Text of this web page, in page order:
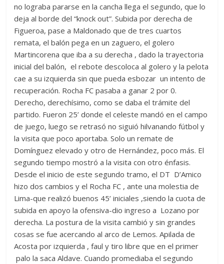
no lograba pararse en la cancha llega el segundo, que lo
deja al borde del “knock out”. Subida por derecha de
Figueroa, pase a Maldonado que de tres cuartos
remata, el balón pega en un zaguero, el golero
Martincorena que iba a su derecha , dado la trayectoria
inicial del balón, el rebote descoloca al golero y la pelota
cae a su izquierda sin que pueda esbozar un intento de
recuperación. Rocha FC pasaba a ganar 2 por 0.
Derecho, derechísimo, como se daba el trámite del
partido. Fueron 25’ donde el celeste mandó en el campo
de juego, luego se retrasó no siguió hilvanando fútbol y
la visita que poco aportaba. Solo un remate de
Domínguez elevado y otro de Hernández, poco más. El
segundo tiempo mostró a la visita con otro énfasis.
Desde el inicio de este segundo tramo, el DT D’Amico
hizo dos cambios y el Rocha FC , ante una molestia de
Lima-que realizó buenos 45’ iniciales ,siendo la cuota de
subida en apoyo la ofensiva-dio ingreso a Lozano por
derecha. La postura de la visita cambió y sin grandes
cosas se fue acercando al arco de Lemos. Apilada de
Acosta por izquierda , faul y tiro libre que en el primer
palo la saca Aldave. Cuando promediaba el segundo